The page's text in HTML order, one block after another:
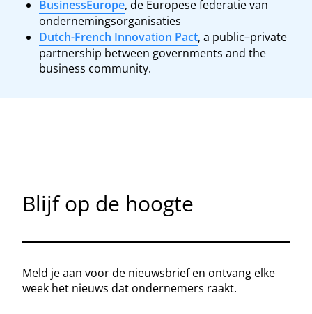
BusinessEurope, de Europese federatie van
ondernemingsorganisaties
Dutch-French Innovation Pact, a public–private
partnership between governments and the
business community.
Blijf op de hoogte
Meld je aan voor de nieuwsbrief en ontvang elke
week het nieuws dat ondernemers raakt.